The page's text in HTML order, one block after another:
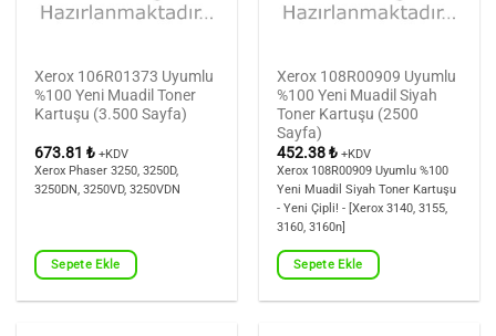
Xerox 106R01373 Uyumlu
%100 Yeni Muadil Toner
Kartuşu (3.500 Sayfa)
673.81₺ +KDV
Xerox Phaser 3250, 3250D,
3250DN, 3250VD, 3250VDN
Sepete Ekle
Xerox 108R00909 Uyumlu
%100 Yeni Muadil Siyah
Toner Kartuşu (2500
Sayfa)
452.38₺ +KDV
Xerox 108R00909 Uyumlu %100
Yeni Muadil Siyah Toner Kartuşu
- Yeni Çipli! - [Xerox 3140, 3155,
3160, 3160n]
Sepete Ekle